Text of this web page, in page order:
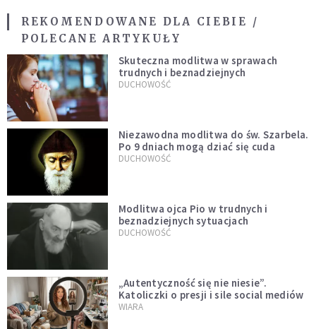
REKOMENDOWANE DLA CIEBIE /
POLECANE ARTYKUŁY
Skuteczna modlitwa w sprawach
trudnych i beznadziejnych
DUCHOWOŚĆ
Niezawodna modlitwa do św. Szarbela.
Po 9 dniach mogą dziać się cuda
DUCHOWOŚĆ
Modlitwa ojca Pio w trudnych i
beznadziejnych sytuacjach
DUCHOWOŚĆ
„Autentyczność się nie niesie”.
Katoliczki o presji i sile social mediów
WIARA